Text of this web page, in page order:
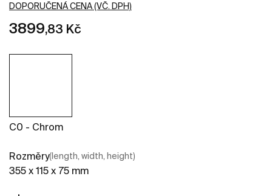
DOPORUČENÁ CENA (VČ. DPH)
3899,83 Kč
C0 - Chrom
Rozměry(length, width, height)
355 x 115 x 75 mm